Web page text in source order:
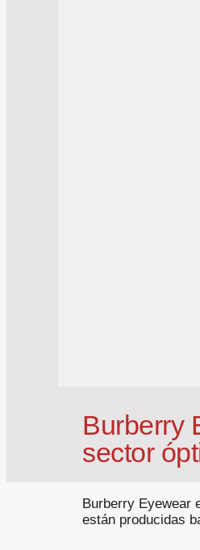
Burberry
sector
Burberry Eyewear
están producidas